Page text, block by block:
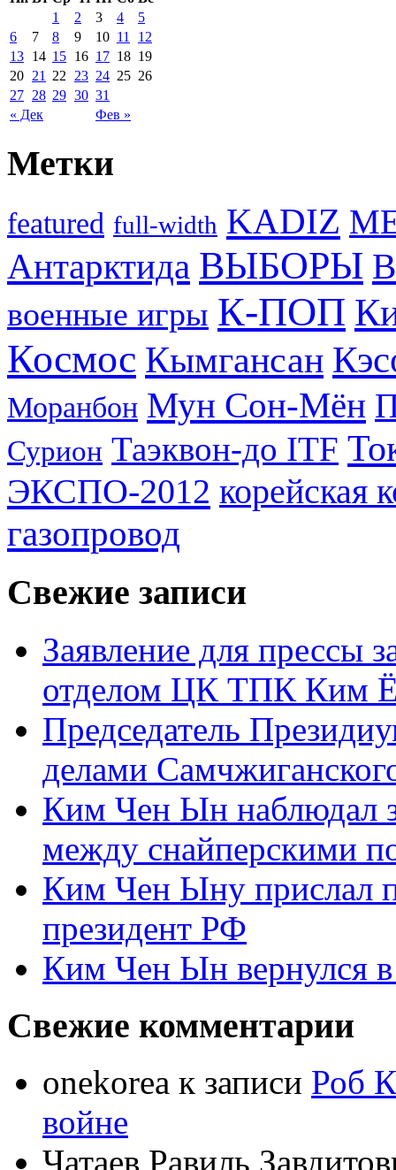
« Дек Фев »
1 2 3 4
5
6
7 8 9 10 11
12
13 14 15 16 17 18 19
20 21 22 23 24 25 26
27 28 29 30 31
Метки
featured full-width KADIZ
Антарктида ВЫБОРЫ
военные игры К-ПОП
Космос Кымгансан
Моранбон Мун Сон-Мён
Сурион Таэквон-до ITF
ЭКСПО-2012 корейская
газопровод
Свежие записи
Заявление для прессы
отделом ЦК ТПК Ким
Председатель
делами
Ким Чен Ын наблюдал
между снайперскими
Ким Чен Ыну прислал
президент РФ
Ким Чен Ын вернулся
Свежие комментарии
onekorea к записи Роб
войне
Чатаев Равиль